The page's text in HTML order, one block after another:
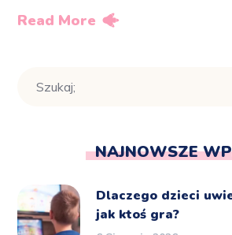
Read More
NAJNOWSZE
Dlaczego dzieci
jak ktoś gra?